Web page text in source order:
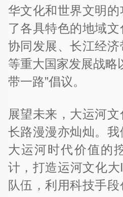
华文化和世界文明
了各具特色的地域
协同发展、长江经
等重大国家发展战略
带一路”倡议。
展望未来，大运河
长路漫漫亦灿灿。
大运河时代价值的
计，打造运河文化
队伍，利用科技手